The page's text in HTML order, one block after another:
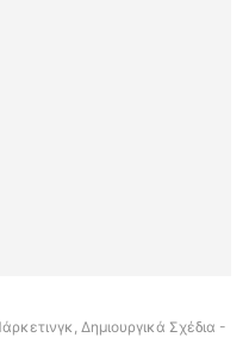
Δημιουργικά Σχέδια -